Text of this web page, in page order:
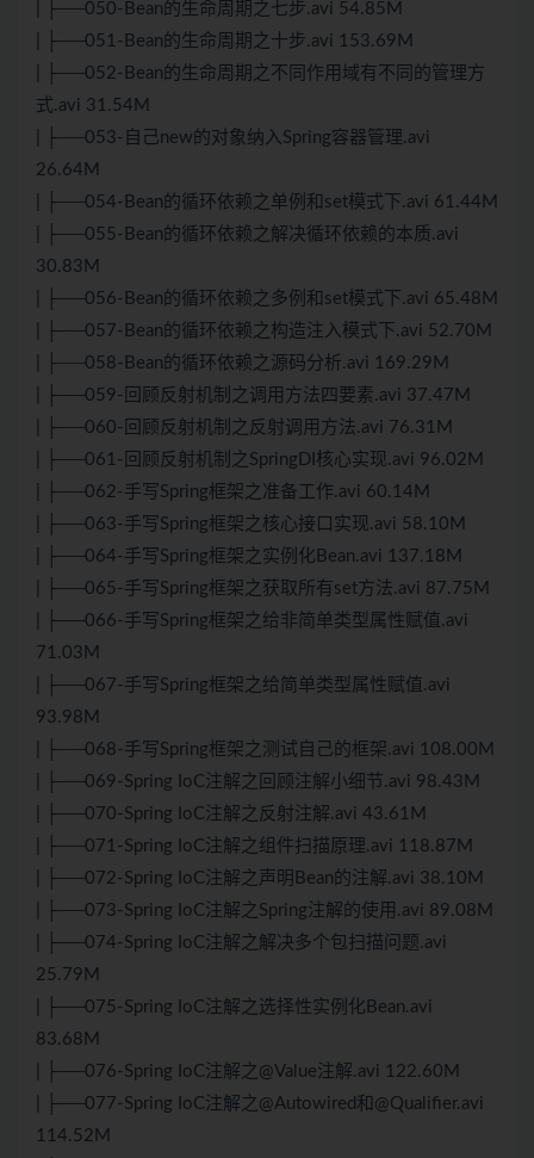
| ├──050-Bean的生命周期之七步.avi 54.85M
| ├──051-Bean的生命周期之十步.avi 153.69M
| ├──052-Bean的生命周期之不同作用域有不同的管理方
式.avi 31.54M
| ├──053-自己new的对象纳入Spring容器管理.avi
26.64M
| ├──054-Bean的循环依赖之单例和set模式下.avi 61.44M
| ├──055-Bean的循环依赖之解决循环依赖的本质.avi
30.83M
| ├──056-Bean的循环依赖之多例和set模式下.avi 65.48M
| ├──057-Bean的循环依赖之构造注入模式下.avi 52.70M
| ├──058-Bean的循环依赖之源码分析.avi 169.29M
| ├──059-回顾反射机制之调用方法四要素.avi 37.47M
| ├──060-回顾反射机制之反射调用方法.avi 76.31M
| ├──061-回顾反射机制之SpringDI核心实现.avi 96.02M
| ├──062-手写Spring框架之准备工作.avi 60.14M
| ├──063-手写Spring框架之核心接口实现.avi 58.10M
| ├──064-手写Spring框架之实例化Bean.avi 137.18M
| ├──065-手写Spring框架之获取所有set方法.avi 87.75M
| ├──066-手写Spring框架之给非简单类型属性赋值.avi
71.03M
| ├──067-手写Spring框架之给简单类型属性赋值.avi
93.98M
| ├──068-手写Spring框架之测试自己的框架.avi 108.00M
| ├──069-Spring IoC注解之回顾注解小细节.avi 98.43M
| ├──070-Spring IoC注解之反射注解.avi 43.61M
| ├──071-Spring IoC注解之组件扫描原理.avi 118.87M
| ├──072-Spring IoC注解之声明Bean的注解.avi 38.10M
| ├──073-Spring IoC注解之Spring注解的使用.avi 89.08M
| ├──074-Spring IoC注解之解决多个包扫描问题.avi
25.79M
| ├──075-Spring IoC注解之选择性实例化Bean.avi
83.68M
| ├──076-Spring IoC注解之@Value注解.avi 122.60M
| ├──077-Spring IoC注解之@Autowired和@Qualifier.avi
114.52M